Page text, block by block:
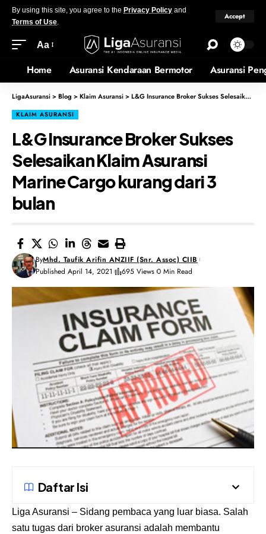
By using this site, you agree to the Privacy Policy and
Terms of Use.
Accept
Aa
Home Asuransi Kendaraan Bermotor Asuransi
LigaAsuransi>Blog >Klaim Asuransi>L&G Insurance Broker Sukses Selesaikan Klaim Asuransi Marine Cargo kurang dari 3 bulan
KLAIM ASURANSI
L&G Insurance Broker Sukses
Selesaikan Klaim Asuransi
Marine Cargo kurang dari 3
bulan
ByMhd. Taufik Arifin ANZIIF (Snr. Assoc) CIIB
Published April 14, 2021
695 Views 0 Min Read
Daftar Isi
Liga Asuransi – Sidang pembaca yang luar biasa. Salah
satu tugas dari broker asuransi adalah membantu